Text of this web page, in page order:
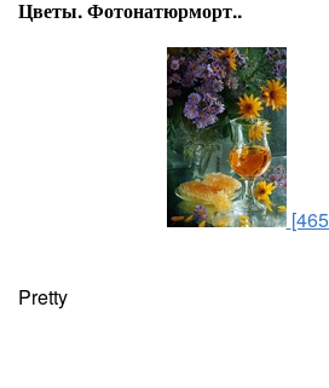
Цветы. Фотонатюрморт..
Pretty